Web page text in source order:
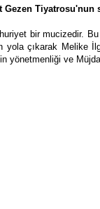
Gezen
bir mucizedir.
çıkarak Melike
yönetmenliği ve